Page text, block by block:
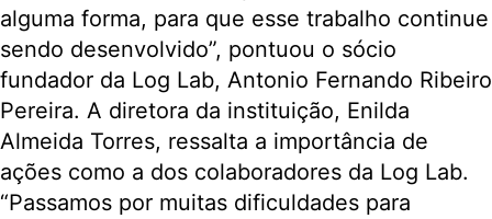
alguma forma, para que esse trabalho continue
sendo desenvolvido”, pontuou o sócio
fundador da Log Lab, Antonio Fernando Ribeiro
Pereira. A diretora da instituição, Enilda
Almeida Torres, ressalta a importância de
ações como a dos colaboradores da Log Lab.
“Passamos por muitas dificuldades para